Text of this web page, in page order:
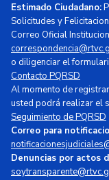
Estimado Ciudadano:
Solicitudes y
Correo Oficial
o diligenciar el
Contacto PQRSD
Al momento de
usted podrá realizar el
Seguimiento de PQRSD
Correo para
Denuncias por actos